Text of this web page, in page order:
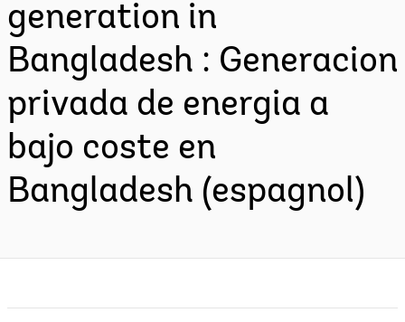
generation in
Bangladesh : Generacion
privada de energia a
bajo coste en
Bangladesh (espagnol)